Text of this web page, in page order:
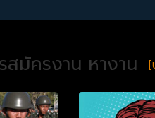
สมัครงาน หางาน [